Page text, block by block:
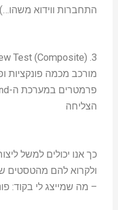
התחברות ווידוא משהו…)
מורכב מכמה פונקציות
הצליחה
כך אנו יכולים למשל
ולקרוא להם מהטסטים
– מה שמייצג לי בקוד: